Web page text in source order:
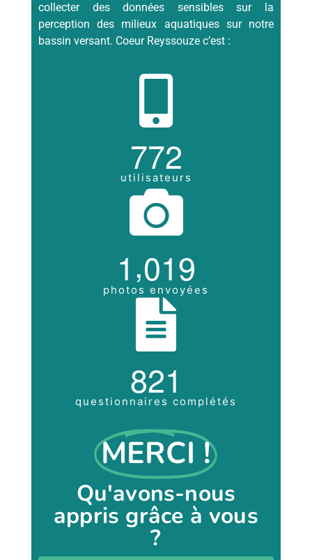
collecter des données sensibles sur la
perception des milieux aquatiques sur notre
bassin versant. Coeur Reyssouze c’est :
772
utilisateurs
1 ,019
photos envoyées
821
questionnaires complétés
MERCI !
Qu'avons-nous
appris grâce à vous
?